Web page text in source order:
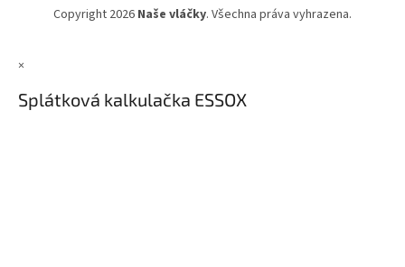
Copyright 2026 Naše vláčky. Všechna práva vyhrazena.
×
Splátková kalkulačka ESSOX